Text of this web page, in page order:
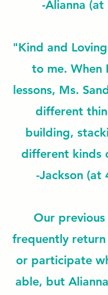
-Alianna (at
"Kind and
to me. When
lessons, Ms.
different
building,
different kinds
-Jackson (at
Our
frequently
or participate
able, but